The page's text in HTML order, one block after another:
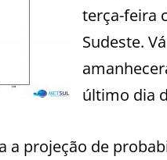
terça-feira
Sudeste.
último dia
a projeção de